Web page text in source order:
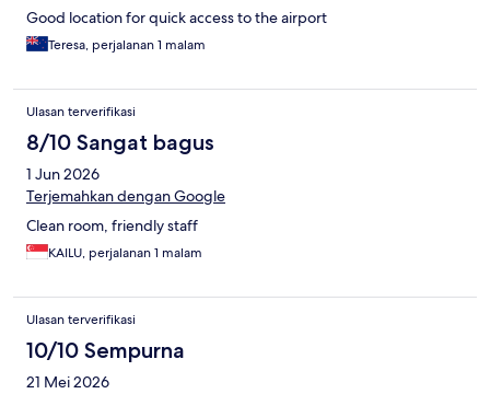
Good location for quick access to the airport
Teresa, perjalanan 1 malam
Ulasan terverifikasi
8/10 Sangat bagus
1 Jun 2026
Terjemahkan dengan Google
Clean room, friendly staff
KAILU, perjalanan 1 malam
Ulasan terverifikasi
10/10 Sempurna
21 Mei 2026